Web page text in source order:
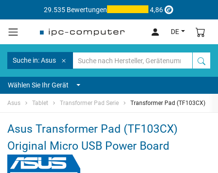
29.535 Bewertungen 4,86
DE
Suche in: Asus
Wählen Sie Ihr Gerät
Asus Tablet Transformer Pad Serie Transformer Pad (TF103CX)
Asus Transformer Pad (TF103CX)
Original Micro USB Power Board